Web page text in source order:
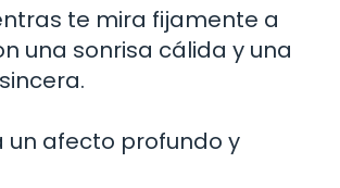
te mira fijamente a
una sonrisa cálida y una
un afecto profundo y